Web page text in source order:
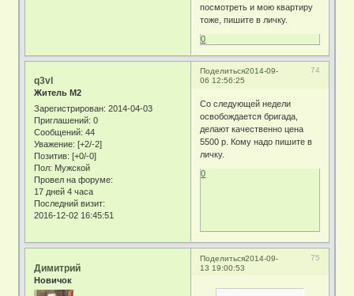
посмотреть и мою квартиру
тоже, пишите в личку.
0
Поделиться 74
2014-09-
06 12:56:25
q3vl
Житель М2
Зарегистрирован: 2014-04-03
Приглашений: 0
Сообщений: 44
Уважение: [+2/-2]
Позитив: [+0/-0]
Пол: Мужской
Провел на форуме:
17 дней 4 часа
Последний визит:
2016-12-02 16:45:51
Со следующей недели
освобождается бригада,
делают качественно цена
5500 р. Кому надо пишите в
личку.
0
Поделиться 75
2014-09-
13 19:00:53
Димитрий
Новичок